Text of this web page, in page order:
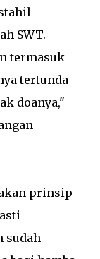
SWT.
termasuk
tertunda
doanya,"
prinsip
sudah